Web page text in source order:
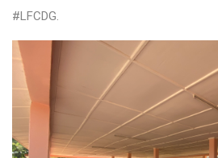
#LFCDG.